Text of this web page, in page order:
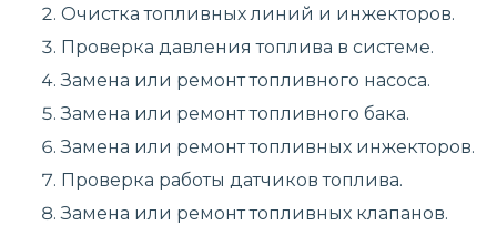
Очистка топливных линий и инжекторов.
Проверка давления топлива в системе.
Замена или ремонт топливного насоса.
Замена или ремонт топливного бака.
Замена или ремонт топливных инжекторов.
Проверка работы датчиков топлива.
Замена или ремонт топливных клапанов.